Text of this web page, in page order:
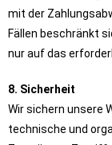
mit der
Fällen beschränkt
nur auf das
8. Sicherheit
Wir sichern unsere
technische und